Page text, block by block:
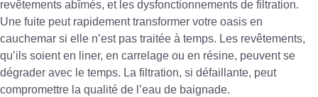
revêtements abîmés, et les dysfonctionnements de filtration.
Une fuite peut rapidement transformer votre oasis en
cauchemar si elle n’est pas traitée à temps. Les revêtements,
qu’ils soient en liner, en carrelage ou en résine, peuvent se
dégrader avec le temps. La filtration, si défaillante, peut
compromettre la qualité de l’eau de baignade.